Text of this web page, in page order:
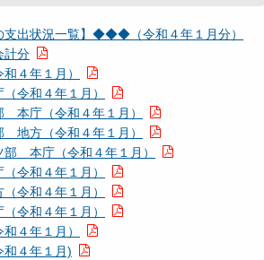
出状況一覧】◆◆◆（令和４年１月分）
計分
４年１月）
令和４年１月）
本庁（令和４年１月）
地方（令和４年１月）
部 本庁（令和４年１月）
令和４年１月）
令和４年１月）
令和４年１月）
４年１月）
４年１月)